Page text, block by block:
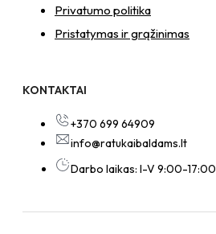
Privatumo politika
Pristatymas ir grąžinimas
KONTAKTAI
+370 699 64909
info@ratukaibaldams.lt
Darbo laikas: I-V 9:00-17:00